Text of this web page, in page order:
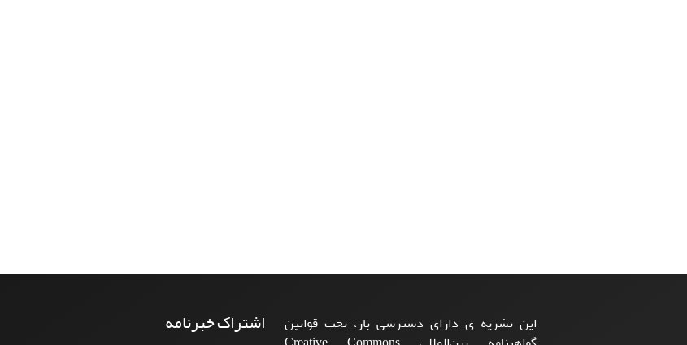
این نشریه ی دارای دسترسی باز، تحت قوانین
اشتراک خبرنامه